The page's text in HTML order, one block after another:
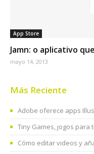
App Store
Jamn: o aplicativo
mayo 14, 2013
Más Reciente
Adobe oferece apps
Tiny Games, jogos para
Cómo editar videos y